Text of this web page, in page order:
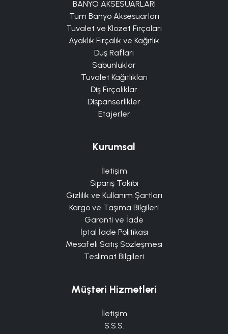
BANYO AKSESUARLARI
Tüm Banyo Aksesuarları
Tuvalet ve Klozet Fırçaları
Ayaklık Fırçalık ve Kağıtlık
Duş Rafları
Sabunluklar
Tuvalet Kağıtlıkları
Diş Fırçalıklar
Dispanserlikler
Etajerler
Kurumsal
İletişim
Sipariş Takibi
Gizlilik ve Kullanım Şartları
Kargo ve Taşıma Bilgileri
Garanti ve İade
İptal İade Politikası
Mesafeli Satış Sözleşmesi
Teslimat Bilgileri
Müşteri Hizmetleri
İletişim
S.S.S.